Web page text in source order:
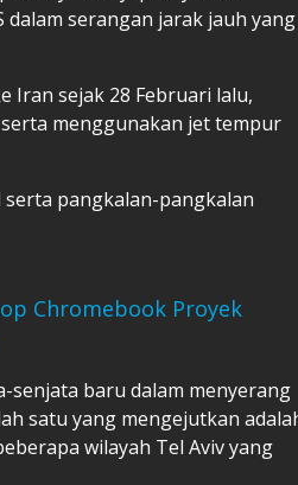
dalam serangan jarak jauh yang
Iran sejak 28 Februari lalu,
menggunakan jet tempur
pangkalan-pangkalan
Chromebook Proyek
senjata baru dalam menyerang
satu yang mengejutkan
wilayah Tel Aviv yang